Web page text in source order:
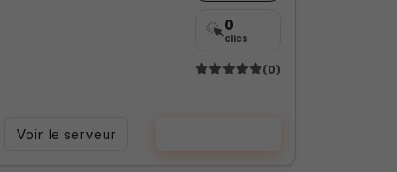
0
clics
(0)
Voir le serveur